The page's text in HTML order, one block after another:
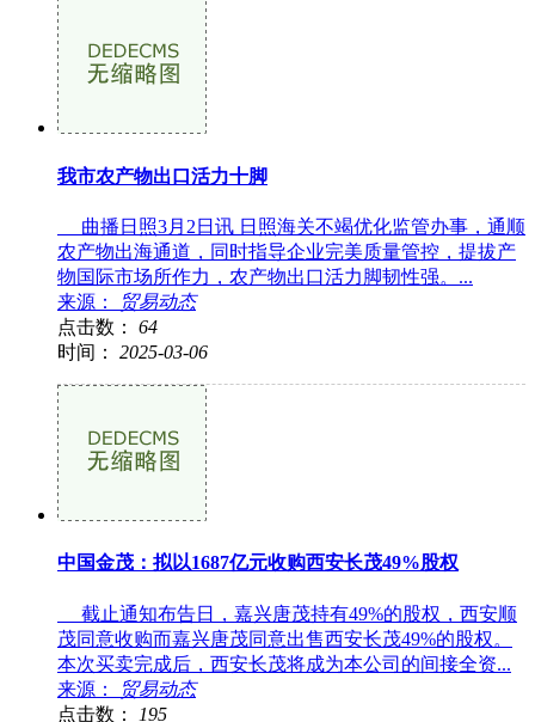
我市农产物出口活力十脚
曲播日照3月2日讯 日照海关不竭优化监管办事，通顺
农产物出海通道，同时指导企业完美质量管控，提拔产
物国际市场所作力，农产物出口活力脚韧性强。...
来源：
贸易动态
点击数： 64
时间： 2025-03-06
中国金茂：拟以1687亿元收购西安长茂49%股权
截止通知布告日，嘉兴唐茂持有49%的股权，西安顺
茂同意收购而嘉兴唐茂同意出售西安长茂49%的股权。
本次买卖完成后，西安长茂将成为本公司的间接全资...
来源：
贸易动态
点击数：
195